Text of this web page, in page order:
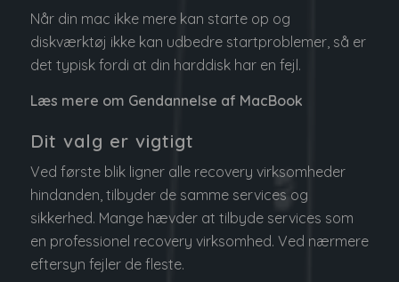
Når din mac ikke mere kan starte op og
diskværktøj ikke kan udbedre startproblemer, så er
det typisk fordi at din harddisk har en fejl.
Læs mere om Gendannelse af MacBook
Dit valg er vigtigt
Ved første blik ligner alle recovery virksomheder
hindanden, tilbyder de samme services og
sikkerhed. Mange hævder at tilbyde services som
en professionel recovery virksomhed. Ved nærmere
eftersyn fejler de fleste.